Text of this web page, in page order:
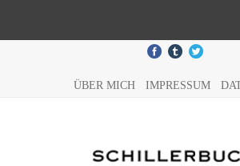
ÜBER MICH IMPRESSUM